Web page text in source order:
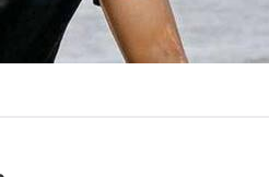
है। फिल्म में ईशान खट्टर को मुख्य
कपूर प्रोड्यूस करेंगे, जबकि